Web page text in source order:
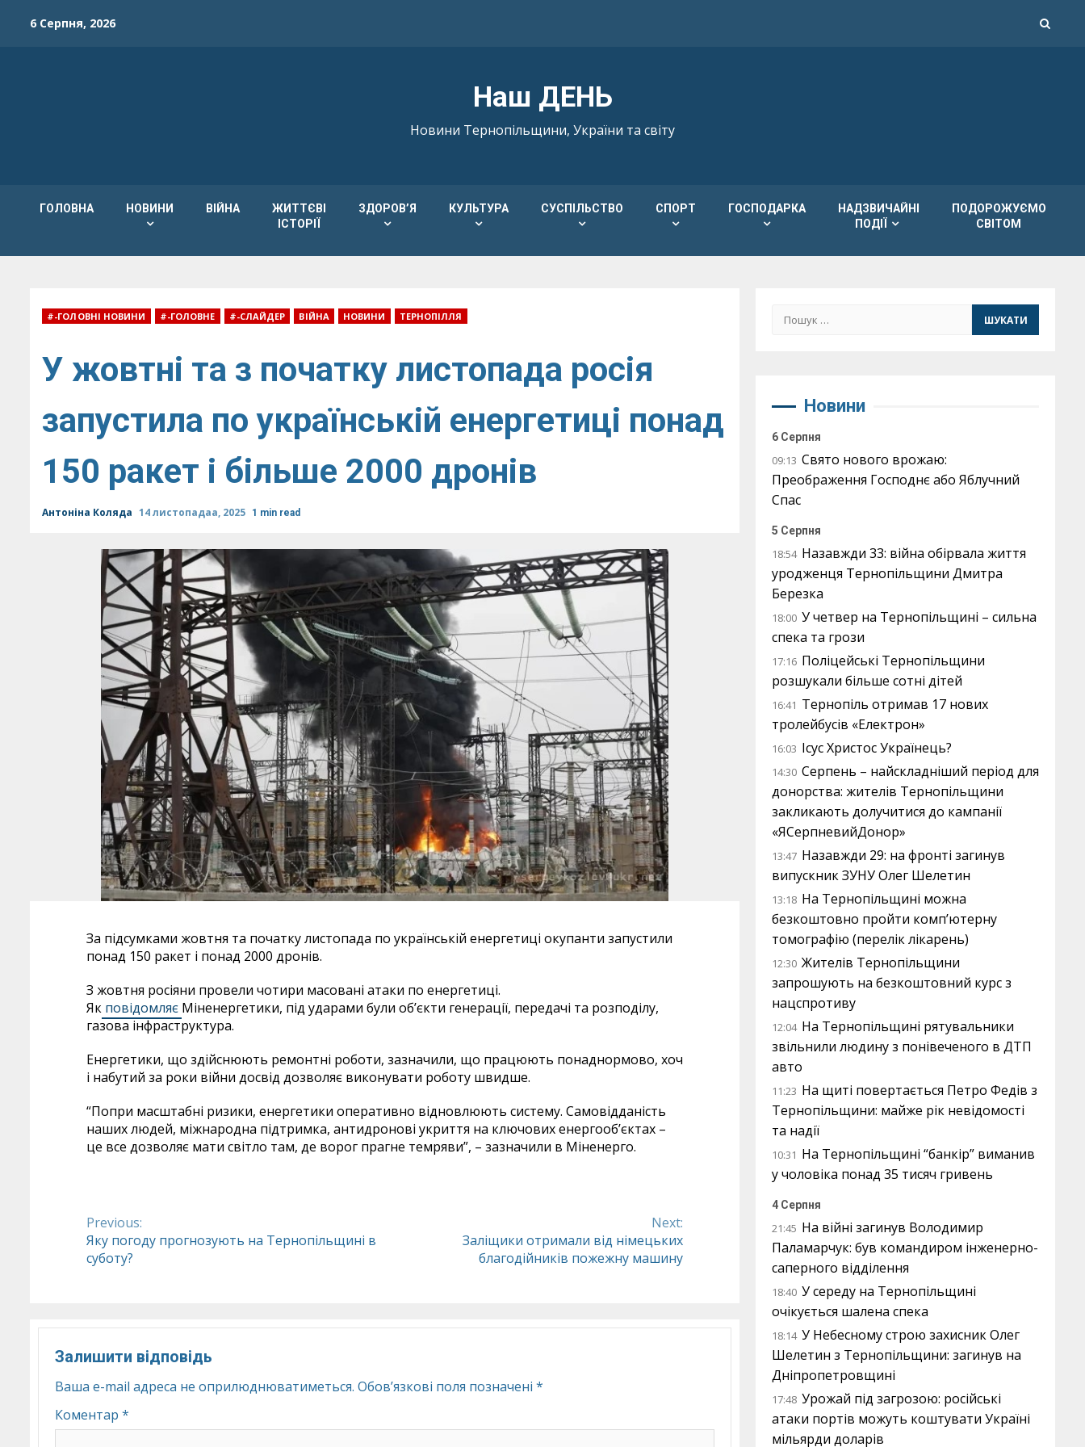
6 Серпня, 2026
Наш ДЕНЬ
Новини Тернопільщини, України та світу
ГОЛОВНА НОВИНИ ВІЙНА
ЖИТТЄВІ
ІСТОРІЇ
ЗДОРОВ’Я КУЛЬТУРА СУСПІЛЬСТВО СПОРТ ГОСПОДАРКА
НАДЗВИЧАЙНІ
ПОДІЇ
ПОДОРОЖУЄМО
СВІТОМ
#-ГОЛОВНІ НОВИНИ #-ГОЛОВНЕ #-СЛАЙДЕР ВІЙНА НОВИНИ ТЕРНОПІЛЛЯ
У жовтні та з початку листопада росія
запустила по українській енергетиці понад
150 ракет і більше 2000 дронів
Антоніна Коляда 14 листопадаа, 2025 1 min read
За підсумками жовтня та початку листопада по українській енергетиці окупанти запустили
понад 150 ракет і понад 2000 дронів.
З жовтня росіяни провели чотири масовані атаки по енергетиці.
Як повідомляє Міненергетики, під ударами були об’єкти генерації, передачі та розподілу,
газова інфраструктура.
Енергетики, що здійснюють ремонтні роботи, зазначили, що працюють понаднормово, хоч
і набутий за роки війни досвід дозволяє виконувати роботу швидше.
“Попри масштабні ризики, енергетики оперативно відновлюють систему. Самовідданість
наших людей, міжнародна підтримка, антидронові укриття на ключових енергооб’єктах –
це все дозволяє мати світло там, де ворог прагне темряви”, – зазначили в Міненерго.
Continue
Reading
Previous:
Яку погоду прогнозують на Тернопільщині в
суботу?
Next:
Заліщики отримали від німецьких
благодійників пожежну машину
Залишити відповідь
Ваша e-mail адреса не оприлюднюватиметься. Обов’язкові поля позначені *
Коментар *
Пошук:
Новини
6 Серпня
09:13 Свято нового врожаю:
Преображення Господнє або Яблучний
Спас
5 Серпня
18:54 Назавжди 33: війна обірвала життя
уродженця Тернопільщини Дмитра
Березка
18:00 У четвер на Тернопільщині – сильна
спека та грози
17:16 Поліцейські Тернопільщини
розшукали більше сотні дітей
16:41 Тернопіль отримав 17 нових
тролейбусів «Електрон»
16:03 Ісус Христос Українець?
14:30 Серпень – найскладніший період для
донорства: жителів Тернопільщини
закликають долучитися до кампанії
«ЯСерпневийДонор»
13:47 Назавжди 29: на фронті загинув
випускник ЗУНУ Олег Шелетин
13:18 На Тернопільщині можна
безкоштовно пройти комп’ютерну
томографію (перелік лікарень)
12:30 Жителів Тернопільщини
запрошують на безкоштовний курс з
нацспротиву
12:04 На Тернопільщині рятувальники
звільнили людину з понівеченого в ДТП
авто
11:23 На щиті повертається Петро Федів з
Тернопільщини: майже рік невідомості
та надії
10:31 На Тернопільщині “банкір” виманив
у чоловіка понад 35 тисяч гривень
4 Серпня
21:45 На війні загинув Володимир
Паламарчук: був командиром інженерно-
саперного відділення
18:40 У середу на Тернопільщині
очікується шалена спека
18:14 У Небесному строю захисник Олег
Шелетин з Тернопільщини: загинув на
Дніпропетровщині
17:48 Урожай під загрозою: російські
атаки портів можуть коштувати Україні
мільярди доларів